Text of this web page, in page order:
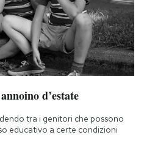
d’estate
tra i genitori che possono
educativo a certe condizioni